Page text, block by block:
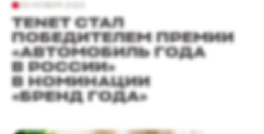
25 НОЯБРЯ 2025
TENET СТАЛ
ПОБЕДИТЕЛЕМ ПРЕМИИ
«АВТОМОБИЛЬ ГОДА
В РОССИИ»
В НОМИНАЦИИ
«БРЕНД ГОДА»